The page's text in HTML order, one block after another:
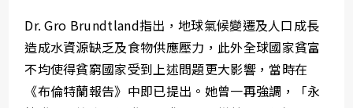
Dr. Gro Brundtland指出，地球氣候變遷及人口成長
造成水資源缺乏及食物供應壓力，此外全球國家貧富
不均使得貧窮國家受到上述問題更大影響，當時在
《布倫特蘭報告》中即已提出。她曾一再強調，「永